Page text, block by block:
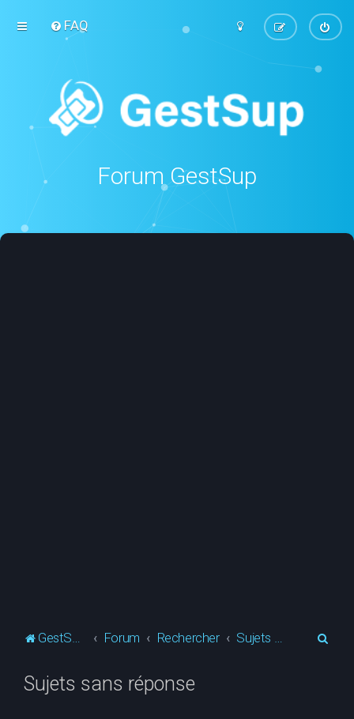
FAQ
Forum GestSup
GestSup.fr Forum Rechercher Sujets sans réponse
Sujets sans réponse